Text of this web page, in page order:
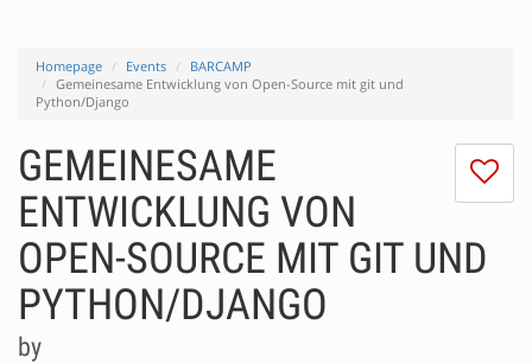
Homepage Events
BARCAMP
Gemeinesame Entwicklung von Open-Source mit git und
Python/Django
I
GEMEINESAME
ENTWICKLUNG VON
OPEN-SOURCE MIT GIT UND
PYTHON/DJANGO
by